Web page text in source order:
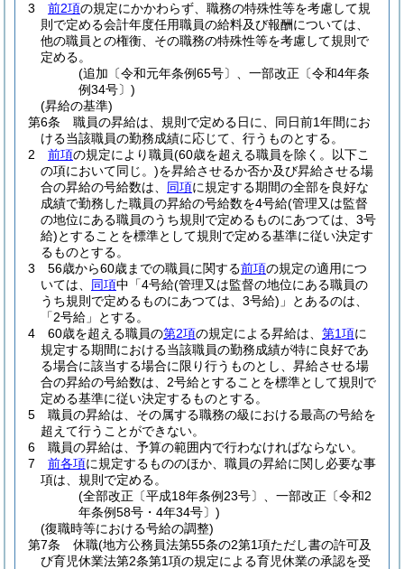
3
前2項の規定にかかわらず、職務の特殊性等を考慮して規
則で定める会計年度任用職員の給料及び報酬については、
他の職員との権衡、その職務の特殊性等を考慮して規則で
定める。
(追加〔令和元年条例65号〕、一部改正〔令和4年条
例34号〕)
(昇給の基準)
第6条
職員の昇給は、規則で定める日に、同日前1年間にお
ける当該職員の勤務成績に応じて、行うものとする。
2
前項の規定により職員(60歳を超える職員を除く。以下こ
の項において同じ。)を昇給させるか否か及び昇給させる場
合の昇給の号給数は、 同項に規定する期間の全部を良好な
成績で勤務した職員の昇給の号給数を4号給(管理又は監督
の地位にある職員のうち規則で定めるものにあつては、3号
給)とすることを標準として規則で定める基準に従い決定す
るものとする。
3
56歳から60歳までの職員に関する前項の規定の適用につ
いては、 同項中「4号給(管理又は監督の地位にある職員の
うち規則で定めるものにあつては、3号給) 」とあるのは、
「2号給」とする。
4
60歳を超える職員の第2項の規定による昇給は、 第1項に
規定する期間における当該職員の勤務成績が特に良好であ
る場合に該当する場合に限り行うものとし、昇給させる場
合の昇給の号給数は、2号給とすることを標準として規則で
定める基準に従い決定するものとする。
5
職員の昇給は、その属する職務の級における最高の号給を
超えて行うことができない。
6
職員の昇給は、予算の範囲内で行わなければならない。
7
前各項に規定するもののほか、職員の昇給に関し必要な事
項は、規則で定める。
(全部改正〔平成18年条例23号〕、一部改正〔令和2
年条例58号・4年34号〕)
(復職時等における号給の調整)
第7条
休職(地方公務員法第55条の2第1項ただし書の許可及
び育児休業法第2条第1項の規定による育児休業の承認を受